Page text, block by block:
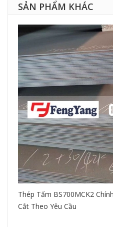
SẢN PHẨM KHÁC
Thép Tấm BS700MCK2
Cắt Theo Yêu Cầu